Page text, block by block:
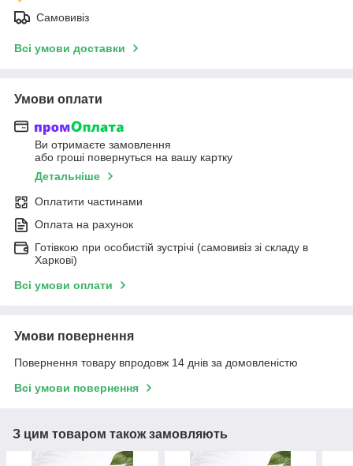
Самовивіз
Всі умови доставки
Умови оплати
Ви отримаєте замовлення
або гроші повернуться на вашу картку
Детальніше
Оплатити частинами
Оплата на рахунок
Готівкою при особистій зустрічі (самовивіз зі складу в
Харкові)
Всі умови оплати
Умови повернення
Повернення товару впродовж 14 днів за домовленістю
Всі умови повернення
З цим товаром також замовляють